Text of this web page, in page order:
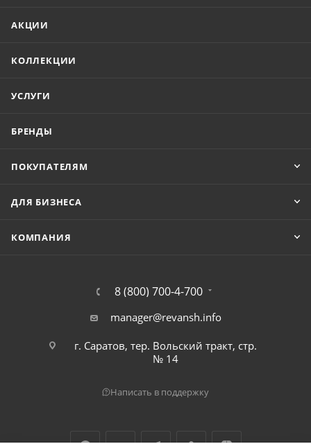
АКЦИИ
КОЛЛЕКЦИИ
УСЛУГИ
БРЕНДЫ
ПОКУПАТЕЛЯМ
ДЛЯ БИЗНЕСА
КОМПАНИЯ
8 (800) 700-4-700
manager@revansh.info
г. Саратов, тер. Вольский тракт, стр.
№ 14
Написать в поддержку